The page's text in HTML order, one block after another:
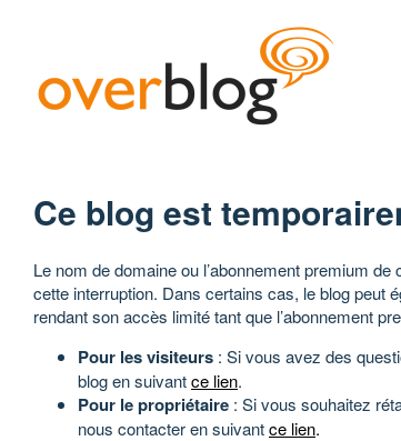
Ce blog est
Le nom de domaine ou l’abonnement premium
cette interruption. Dans certains cas, le blog peut
rendant son accès limité tant que l’abonnement
Pour les visiteurs : Si vous avez des
blog en suivantce lien.
Pour le propriétaire : Si vous souhaitez
nous contacter en suivantce lien.